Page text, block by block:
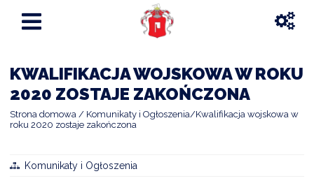
KWALIFIKACJA WOJSKOWA W ROKU
2020 ZOSTAJE ZAKOŃCZONA
Strona domowa Komunikaty i Ogłoszenia
Kwalifikacja wojskowa w
roku 2020 zostaje zakończona
Komunikaty i Ogłoszenia